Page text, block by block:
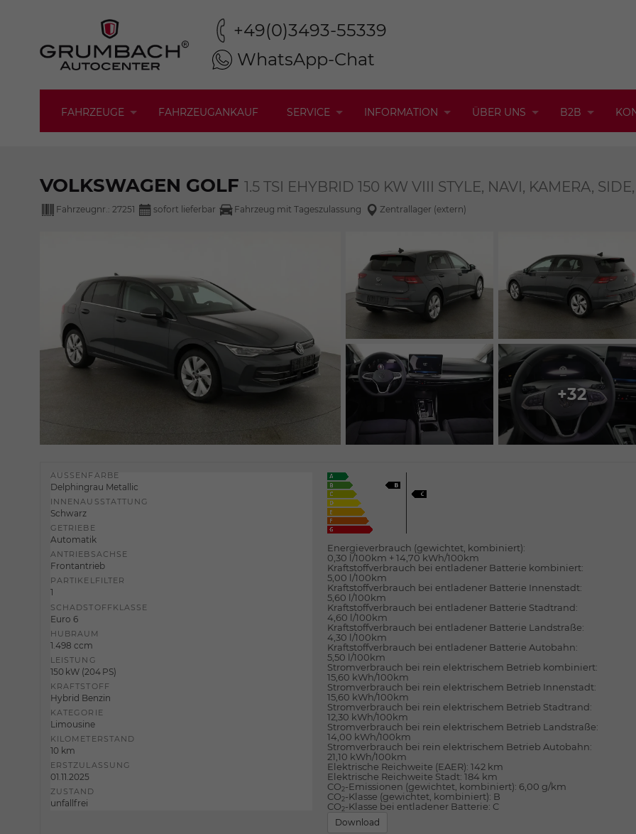
+49(0)3493-55339
WhatsApp-Chat
FAHRZEUGE FAHRZEUGANKAUF SERVICE INFORMATION ÜBER UNS B2B
VOLKSWAGEN GOLF 1.5 TSI EHYBRID 150 KW VIII STYLE, NAVI, KAMERA,
Fahrzeugnr.: 27251 sofort lieferbar Fahrzeug mit Tageszulassung Zentrallager (extern)
+32
AUSSENFARBE
Delphingrau Metallic
INNENAUSSTATTUNG
Schwarz
GETRIEBE
Automatik
ANTRIEBSACHSE
Frontantrieb
PARTIKELFILTER
1
SCHADSTOFFKLASSE
Euro 6
HUBRAUM
1.498 ccm
LEISTUNG
150 kW (204 PS)
KRAFTSTOFF
Hybrid Benzin
KATEGORIE
Limousine
KILOMETERSTAND
10 km
ERSTZULASSUNG
01.11.2025
ZUSTAND
unfallfrei
Energieverbrauch (gewichtet, kombiniert):
0,30 l/100km + 14,70 kWh/100km
Kraftstoffverbrauch bei entladener Batterie kombiniert:
5,00 l/100km
Kraftstoffverbrauch bei entladener Batterie Innenstadt:
5,60 l/100km
Kraftstoffverbrauch bei entladener Batterie Stadtrand:
4,60 l/100km
Kraftstoffverbrauch bei entladener Batterie Landstraße:
4,30 l/100km
Kraftstoffverbrauch bei entladener Batterie Autobahn:
5,50 l/100km
Stromverbrauch bei rein elektrischem Betrieb kombiniert:
15,60 kWh/100km
Stromverbrauch bei rein elektrischem Betrieb Innenstadt:
15,60 kWh/100km
Stromverbrauch bei rein elektrischem Betrieb Stadtrand:
12,30 kWh/100km
Stromverbrauch bei rein elektrischem Betrieb Landstraße:
14,00 kWh/100km
Stromverbrauch bei rein elektrischem Betrieb Autobahn:
21,10 kWh/100km
Elektrische Reichweite (EAER): 142 km
Elektrische Reichweite Stadt: 184 km
CO2-Emissionen (gewichtet, kombiniert): 6,00 g/km
CO2-Klasse (gewichtet, kombiniert): B
CO2-Klasse bei entladener Batterie: C
Download